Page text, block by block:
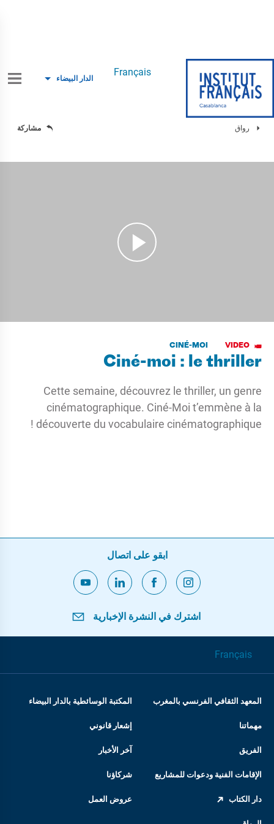
Français
الدار البيضاء
رواق مشاركة
VIDEO
CINÉ-MOI
Ciné-moi : le thriller
Cette semaine, découvrez le thriller, un genre
cinématographique. Ciné-Moi t’emmène à la
découverte du vocabulaire cinématographique !
ابقو على اتصال
اشترك في النشرة الإخبارية
Français
المعهد الثقافي الفرنسي بالمغرب المكتبة الوسائطية بالدار البيضاء
مهماتنا إشعار قانوني
الفريق آخر الأخبار
الإقامات الفنية ودعوات للمشاريع شركاؤنا
دار الكتاب عروض العمل